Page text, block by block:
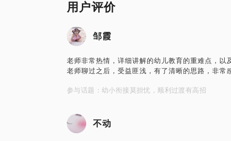
用户评价
邹霞
老师非常热情，详细讲解的幼儿教育的重难点，以
老师聊过之后，受益匪浅，有了清晰的思路，非常
参与话题：幼小衔接莫担忧，顺利过渡有高招
不动